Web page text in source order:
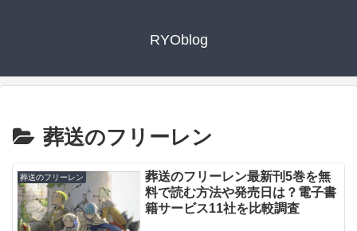
RYOblog
葬送のフリーレン
葬送のフリーレン
葬送のフリーレン最新刊5巻を無
料で読む方法や発売日は？電子書
籍サービス11社を比較調査